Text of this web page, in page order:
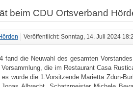
beim CDU Ortsverband
Veröffentlicht: Sonntag, 14. Juli 2024
fand die Neuwahl des gesamten
die im Restaurant Casa
es wurde die 1.Vorsitzende Marietta Zdun-